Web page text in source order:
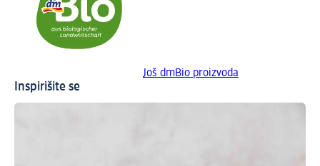
Još dmBio proizvoda
Inspirišite se